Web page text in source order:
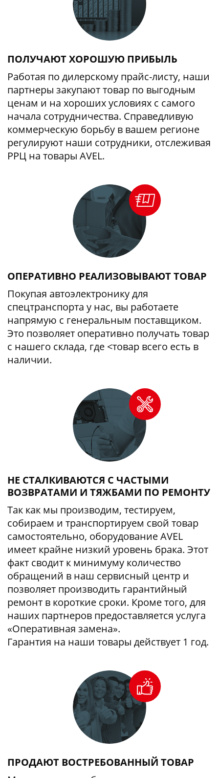
ПОЛУЧАЮТ ХОРОШУЮ ПРИБЫЛЬ
Работая по дилерскому прайс-листу, наши
партнеры закупают товар по выгодным
ценам и на хороших условиях с самого
начала сотрудничества. Справедливую
коммерческую борьбу в вашем регионе
регулируют наши сотрудники, отслеживая
РРЦ на товары AVEL.
ОПЕРАТИВНО РЕАЛИЗОВЫВАЮТ ТОВАР
Покупая автоэлектронику для
спецтранспорта у нас, вы работаете
напрямую с генеральным поставщиком.
Это позволяет оперативно получать товар
с нашего склада, где <товар всего есть в
наличии.
НЕ СТАЛКИВАЮТСЯ С ЧАСТЫМИ
ВОЗВРАТАМИ И ТЯЖБАМИ ПО РЕМОНТУ
Так как мы производим, тестируем,
собираем и транспортируем свой товар
самостоятельно, оборудование AVEL
имеет крайне низкий уровень брака. Этот
факт сводит к минимуму количество
обращений в наш сервисный центр и
позволяет производить гарантийный
ремонт в короткие сроки. Кроме того, для
наших партнеров предоставляется услуга
«Оперативная замена».
Гарантия на наши товары действует 1 год.
ПРОДАЮТ ВОСТРЕБОВАННЫЙ ТОВАР